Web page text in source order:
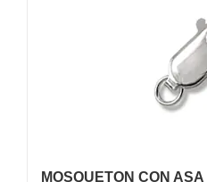
MOSQUETON CON ASA